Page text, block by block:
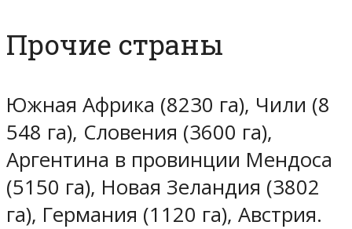
Прочие страны
Южная Африка (8230 га), Чили (8
548 га), Словения (3600 га),
Аргентина в провинции Мендоса
(5150 га), Новая Зеландия (3802
га), Германия (1120 га), Австрия.